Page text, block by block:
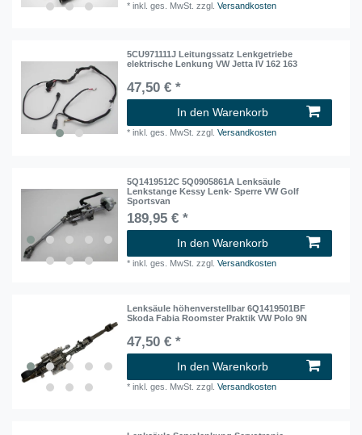
*inkl. ges. MwSt. zzgl.Versandkosten
5CU971111J Leitungssatz Lenkgetriebe
elektrische Lenkung VW Jetta IV 162 163
47,50 € *
In den Warenkorb
*inkl. ges. MwSt. zzgl.Versandkosten
5Q1419512C 5Q0905861A Lenksäule
Lenkstange Kessy Lenk- Sperre VW Golf
Sportsvan
189,95 € *
In den Warenkorb
*inkl. ges. MwSt. zzgl.Versandkosten
Lenksäule höhenverstellbar 6Q1419501BF
Skoda Fabia Roomster Praktik VW Polo 9N
47,50 € *
In den Warenkorb
*inkl. ges. MwSt. zzgl.Versandkosten